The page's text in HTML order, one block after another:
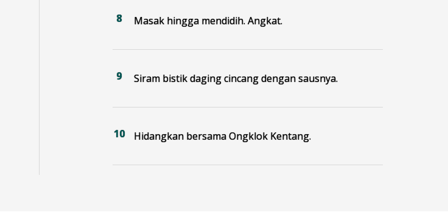
Masak hingga mendidih. Angkat.
Siram bistik daging cincang dengan sausnya.
Hidangkan bersama Ongklok Kentang.